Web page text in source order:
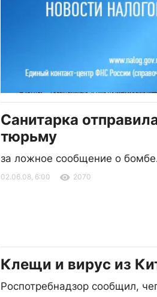
Санитарка
тюрьму
за ложное сообщение о
02.06.08, 6:00 2070
Клещи и вирус из
Роспотребнадзор сообщил,